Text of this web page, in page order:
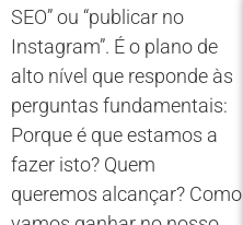
SEO” ou “publicar no
Instagram”. É o plano de
alto nível que responde às
perguntas fundamentais:
Porque é que estamos a
fazer isto? Quem
queremos alcançar? Como